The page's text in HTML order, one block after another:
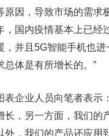
原因，导致市场的需求
，国内疫情基本上已经
，并且5G智能手机也进
总体是有所增长的。”
企业人员向笔者表示
长，另一方面，我们的
外，我们的产品还应用